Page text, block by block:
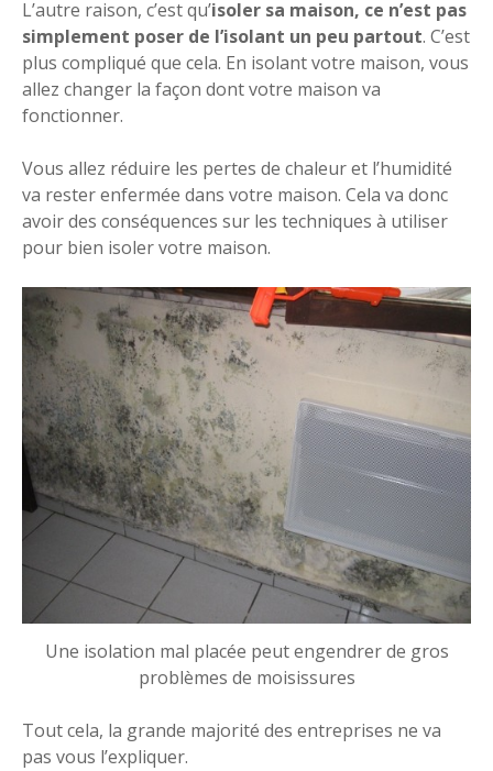
L’autre raison, c’est qu’isoler sa maison, ce n’est pas
simplement poser de l’isolant un peu partout. C’est
plus compliqué que cela. En isolant votre maison, vous
allez changer la façon dont votre maison va
fonctionner.
Vous allez réduire les pertes de chaleur et l’humidité
va rester enfermée dans votre maison. Cela va donc
avoir des conséquences sur les techniques à utiliser
pour bien isoler votre maison.
Une isolation mal placée peut engendrer de gros
problèmes de moisissures
Tout cela, la grande majorité des entreprises ne va
pas vous l’expliquer.